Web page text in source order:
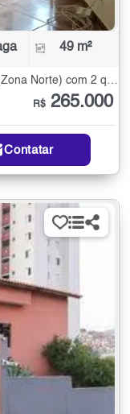
49 m²
Apartamento à Venda na Vila Bela Vista (Zona Norte) com 2 quartos - 49 m²
R$ 265.000
Contatar